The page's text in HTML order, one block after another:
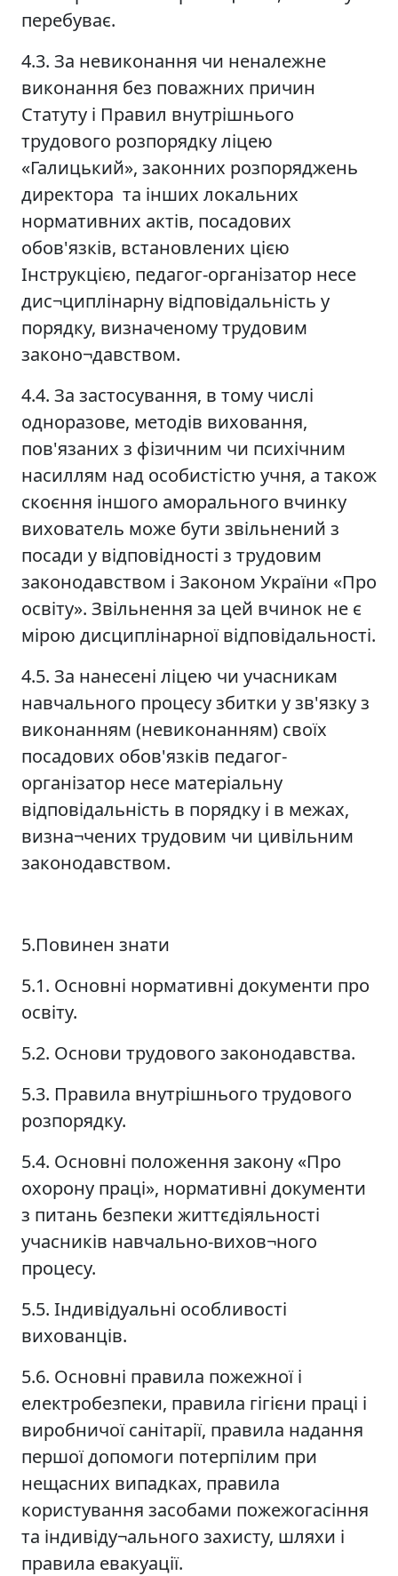
перебуває.
4.3. За невиконання чи неналежне
виконання без поважних причин
Статуту і Правил внутрішнього
трудового розпорядку ліцею
«Галицький», законних розпоряджень
директора та інших локальних
нормативних актів, посадових
обов'язків, встановлених цією
Інструкцією, педагог-організатор несе
дис¬циплінарну відповідальність у
порядку, визначеному трудовим
законо¬давством.
4.4. За застосування, в тому числі
одноразове, методів виховання,
пов'язаних з фізичним чи психічним
насиллям над особистістю учня, а також
скоєння іншого аморального вчинку
вихователь може бути звільнений з
посади у відповідності з трудовим
законодавством і Законом України «Про
освіту». Звільнення за цей вчинок не є
мірою дисциплінарної відповідальності.
4.5. За нанесені ліцею чи учасникам
навчального процесу збитки у зв'язку з
виконанням (невиконанням) своїх
посадових обов'язків педагог-
організатор несе матеріальну
відповідальність в порядку і в межах,
визна¬чених трудовим чи цивільним
законодавством.
5.Повинен знати
5.1. Основні нормативні документи про
освіту.
5.2. Основи трудового законодавства.
5.3. Правила внутрішнього трудового
розпорядку.
5.4. Основні положення закону «Про
охорону праці», нормативні документи
з питань безпеки життєдіяльності
учасників навчально-вихов¬ного
процесу.
5.5. Індивідуальні особливості
вихованців.
5.6. Основні правила пожежної і
електробезпеки, правила гігієни праці і
виробничої санітарії, правила надання
першої допомоги потерпілим при
нещасних випадках, правила
користування засобами пожежогасіння
та індивіду¬ального захисту, шляхи і
правила евакуації.